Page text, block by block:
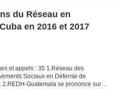
du Réseau en
en 2016 et 2017
et appels : 35 1.Réseau des
Sociaux en Défense de
Guatemala se prononce sur